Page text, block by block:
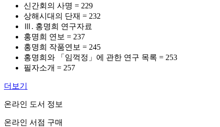
신간회의 사명 = 229
상해시대의 단재 = 232
Ⅲ. 홍명희 연구자료
홍명희 연보 = 237
홍명희 작품연보 = 245
홍명희와 「임꺽정」에 관한 연구 목록 = 253
필자소개 = 257
더보기
온라인 도서 정보
온라인 서점 구매